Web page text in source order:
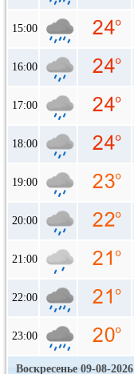
15:00
16:00
17:00
18:00
19:00
20:00
21:00
22:00
23:00
Воскресенье 09-08-2026